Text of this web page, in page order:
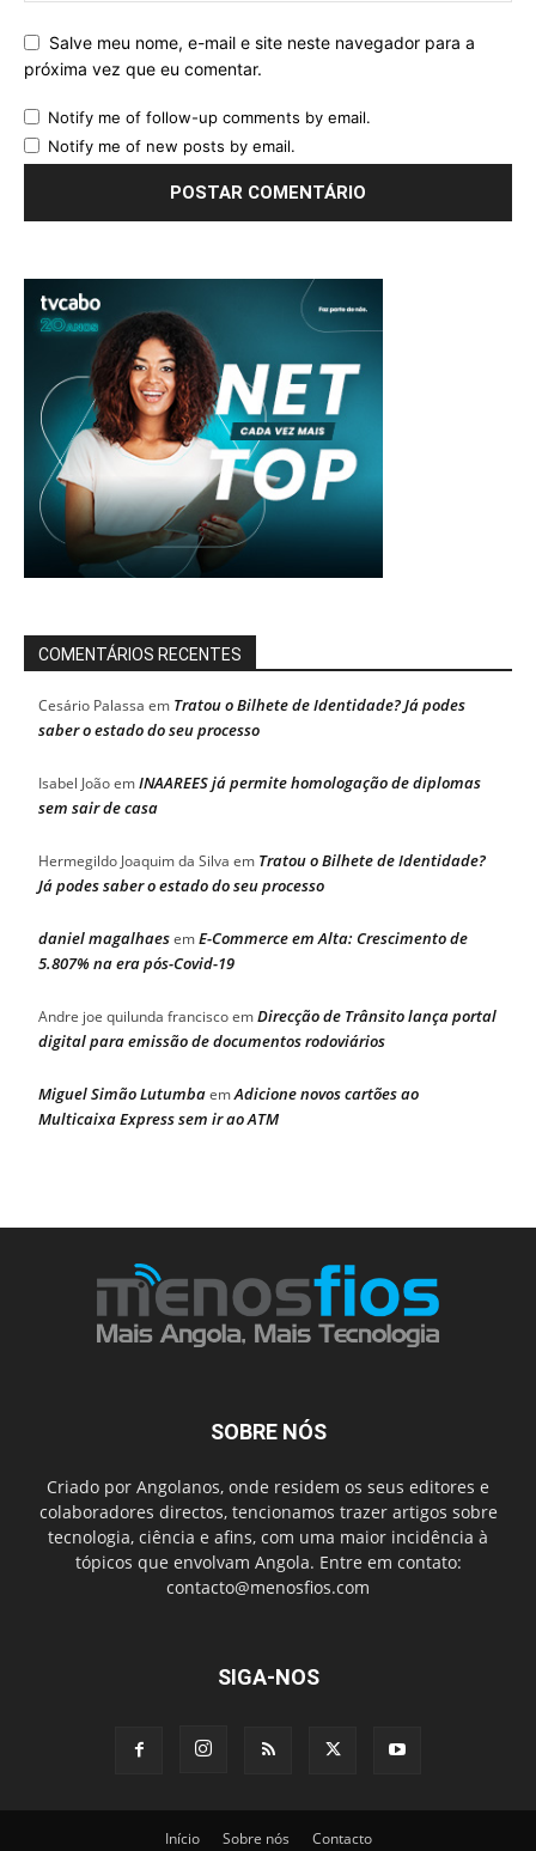
Salve meu nome, e-mail e site neste navegador para a
próxima vez que eu comentar.
Notify me of follow-up comments by email.
Notify me of new posts by email.
COMENTÁRIOS RECENTES
Cesário Palassa em Tratou o Bilhete de Identidade? Já podes
saber o estado do seu processo
Isabel JoãoemINAAREES já permite homologação de diplomas
sem sair de casa
Hermegildo Joaquim da Silva em Tratou o Bilhete de Identidade?
Já podes saber o estado do seu processo
daniel magalhaesemE-Commerce em Alta: Crescimento de
5.807% na era pós-Covid-19
Andre joe quilunda franciscoemDirecção de Trânsito lança portal
digital para emissão de documentos rodoviários
Miguel Simão LutumbaemAdicione novos cartões ao
Multicaixa Express sem ir ao ATM
SOBRE NÓS
Criado por Angolanos, onde residem os seus editores e
colaboradores directos, tencionamos trazer artigos sobre
tecnologia, ciência e afins, com uma maior incidência à
tópicos que envolvam Angola. Entre em contato:
contacto@menosfios.com
SIGA-NOS
Início Sobre nós Contacto